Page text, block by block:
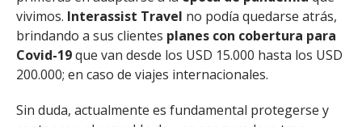
vivimos. Interassist Travel no podía quedarse atrás,
brindando a sus clientes planes con cobertura para
Covid-19que van desde los USD 15.000 hasta los USD
200.000; en caso de viajes internacionales.
Sin duda, actualmente es fundamental protegerse y